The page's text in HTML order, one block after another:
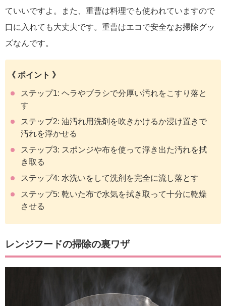
ていいですよ。また、重曹は料理でも使われていますので
口に入れても大丈夫です。重曹はエコで安全なお掃除グッ
ズなんです。
《 ポイント 》
ステップ1: ヘラやブラシで分厚い汚れをこすり落と
す
ステップ2: 油汚れ用洗剤を吹きかけるか浸け置きで
汚れを浮かせる
ステップ3: スポンジや布を使って浮き出た汚れを拭
き取る
ステップ4: 水洗いをして洗剤を完全に流し落とす
ステップ5: 乾いた布で水気を拭き取って十分に乾燥
させる
レンジフードの掃除の裏ワザ